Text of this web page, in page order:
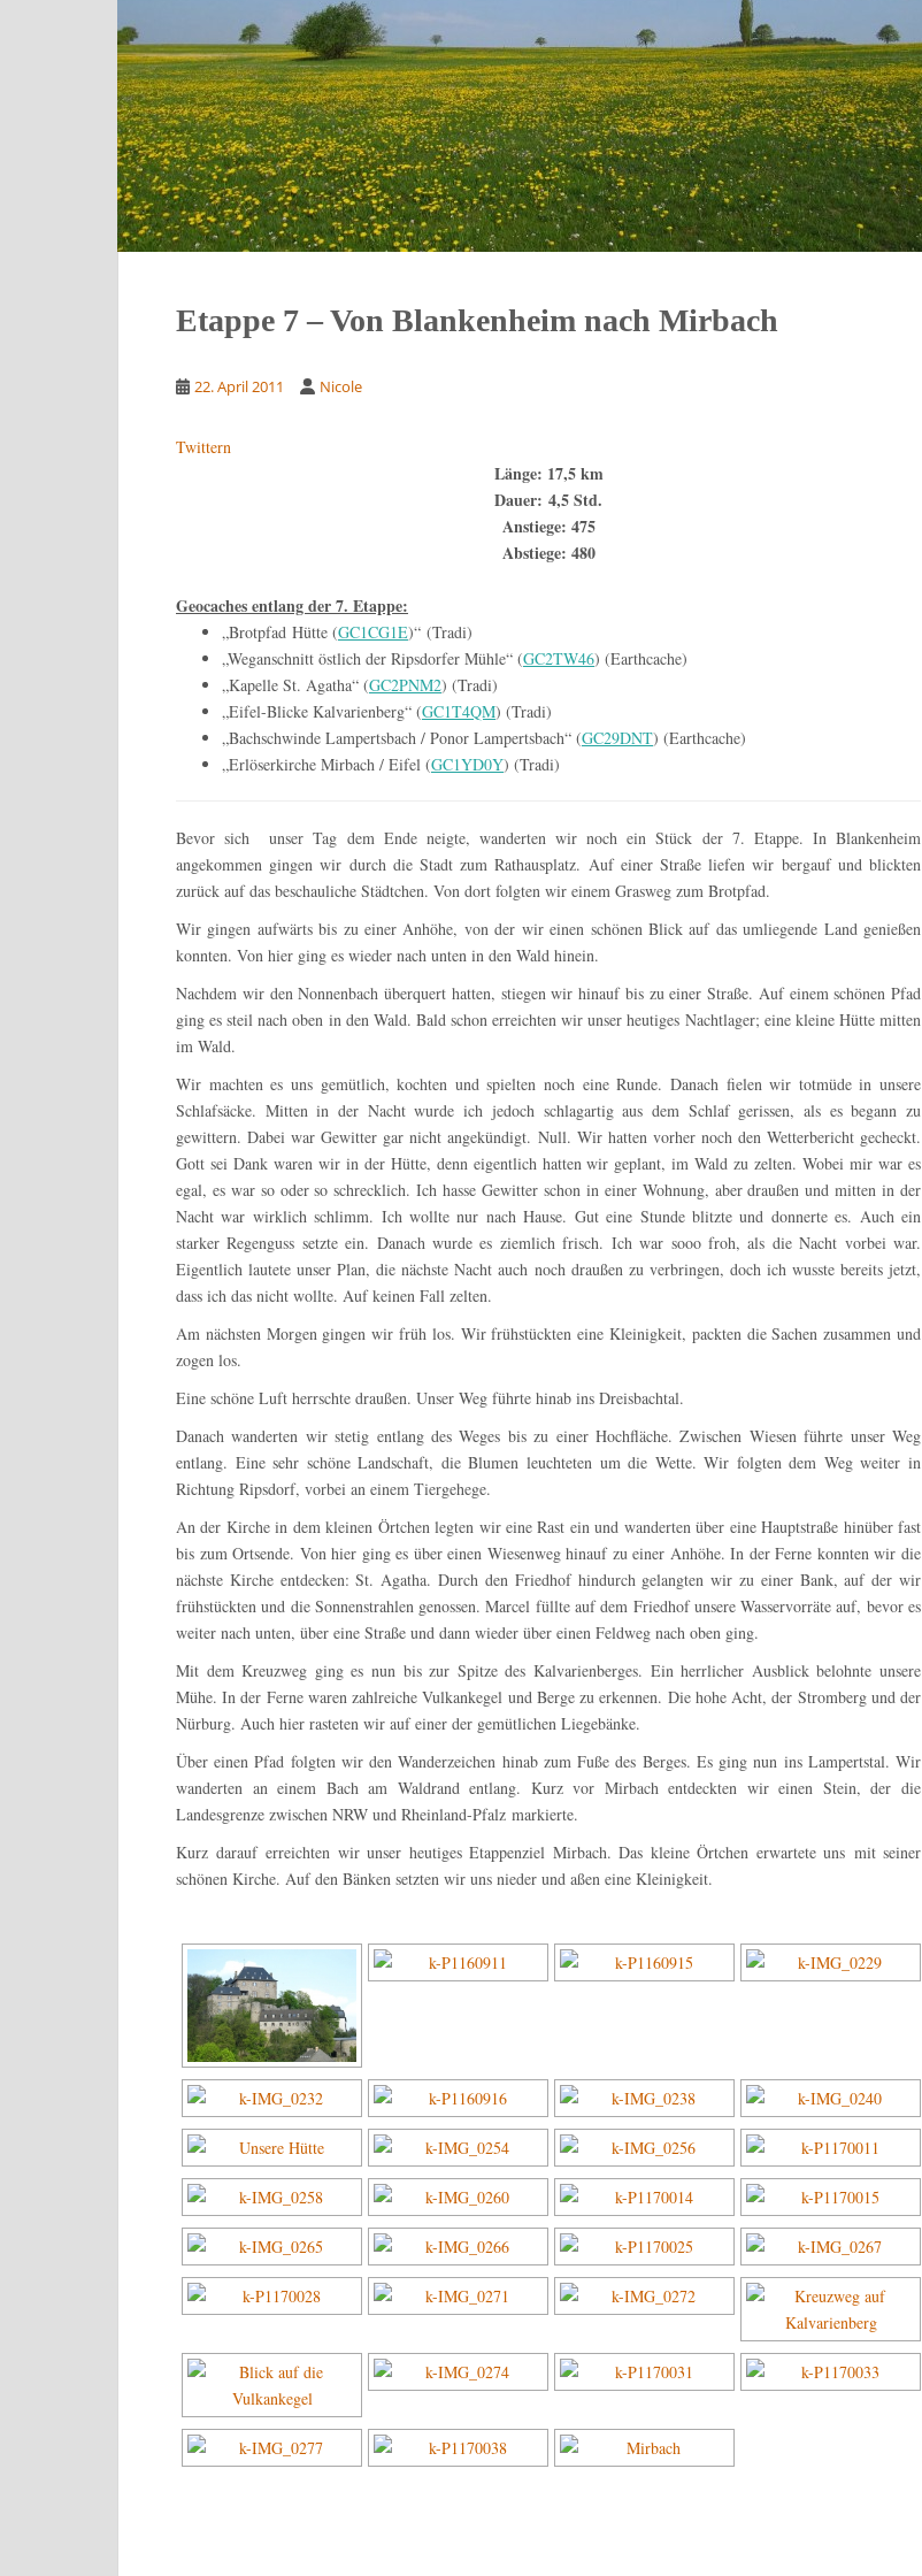
Etappe 7 – Von Blankenheim nach Mirbach
22. April 2011 Nicole
Twittern
Länge: 17,5 km
Dauer: 4,5 Std.
Anstiege: 475
Abstiege: 480
Geocaches entlang der 7. Etappe:
„Brotpfad Hütte (GC1CG1E)“ (Tradi)
„Weganschnitt östlich der Ripsdorfer Mühle“ (GC2TW46) (Earthcache)
„Kapelle St. Agatha“ (GC2PNM2) (Tradi)
„Eifel-Blicke Kalvarienberg“ (GC1T4QM) (Tradi)
„Bachschwinde Lampertsbach / Ponor Lampertsbach“ (GC29DNT) (Earthcache)
„Erlöserkirche Mirbach / Eifel (GC1YD0Y) (Tradi)
Bevor sich unser Tag dem Ende neigte, wanderten wir noch ein Stück der 7. Etappe. In Blankenheim
angekommen gingen wir durch die Stadt zum Rathausplatz. Auf einer Straße liefen wir bergauf und blickten
zurück auf das beschauliche Städtchen. Von dort folgten wir einem Grasweg zum Brotpfad.
Wir gingen aufwärts bis zu einer Anhöhe, von der wir einen schönen Blick auf das umliegende Land genießen
konnten. Von hier ging es wieder nach unten in den Wald hinein.
Nachdem wir den Nonnenbach überquert hatten, stiegen wir hinauf bis zu einer Straße. Auf einem schönen Pfad
ging es steil nach oben in den Wald. Bald schon erreichten wir unser heutiges Nachtlager; eine kleine Hütte mitten
im Wald.
Wir machten es uns gemütlich, kochten und spielten noch eine Runde. Danach fielen wir totmüde in unsere
Schlafsäcke. Mitten in der Nacht wurde ich jedoch schlagartig aus dem Schlaf gerissen, als es begann zu
gewittern. Dabei war Gewitter gar nicht angekündigt. Null. Wir hatten vorher noch den Wetterbericht gecheckt.
Gott sei Dank waren wir in der Hütte, denn eigentlich hatten wir geplant, im Wald zu zelten. Wobei mir war es
egal, es war so oder so schrecklich. Ich hasse Gewitter schon in einer Wohnung, aber draußen und mitten in der
Nacht war wirklich schlimm. Ich wollte nur nach Hause. Gut eine Stunde blitzte und donnerte es. Auch ein
starker Regenguss setzte ein. Danach wurde es ziemlich frisch. Ich war sooo froh, als die Nacht vorbei war.
Eigentlich lautete unser Plan, die nächste Nacht auch noch draußen zu verbringen, doch ich wusste bereits jetzt,
dass ich das nicht wollte. Auf keinen Fall zelten.
Am nächsten Morgen gingen wir früh los. Wir frühstückten eine Kleinigkeit, packten die Sachen zusammen und
zogen los.
Eine schöne Luft herrschte draußen. Unser Weg führte hinab ins Dreisbachtal.
Danach wanderten wir stetig entlang des Weges bis zu einer Hochfläche. Zwischen Wiesen führte unser Weg
entlang. Eine sehr schöne Landschaft, die Blumen leuchteten um die Wette. Wir folgten dem Weg weiter in
Richtung Ripsdorf, vorbei an einem Tiergehege.
An der Kirche in dem kleinen Örtchen legten wir eine Rast ein und wanderten über eine Hauptstraße hinüber fast
bis zum Ortsende. Von hier ging es über einen Wiesenweg hinauf zu einer Anhöhe. In der Ferne konnten wir die
nächste Kirche entdecken: St. Agatha. Durch den Friedhof hindurch gelangten wir zu einer Bank, auf der wir
frühstückten und die Sonnenstrahlen genossen. Marcel füllte auf dem Friedhof unsere Wasservorräte auf, bevor es
weiter nach unten, über eine Straße und dann wieder über einen Feldweg nach oben ging.
Mit dem Kreuzweg ging es nun bis zur Spitze des Kalvarienberges. Ein herrlicher Ausblick belohnte unsere
Mühe. In der Ferne waren zahlreiche Vulkankegel und Berge zu erkennen. Die hohe Acht, der Stromberg und der
Nürburg. Auch hier rasteten wir auf einer der gemütlichen Liegebänke.
Über einen Pfad folgten wir den Wanderzeichen hinab zum Fuße des Berges. Es ging nun ins Lampertstal. Wir
wanderten an einem Bach am Waldrand entlang. Kurz vor Mirbach entdeckten wir einen Stein, der die
Landesgrenze zwischen NRW und Rheinland-Pfalz markierte.
Kurz darauf erreichten wir unser heutiges Etappenziel Mirbach. Das kleine Örtchen erwartete uns mit seiner
schönen Kirche. Auf den Bänken setzten wir uns nieder und aßen eine Kleinigkeit.